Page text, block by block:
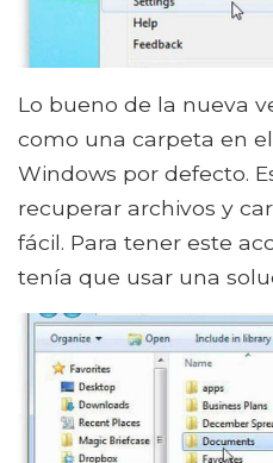
Lo bueno de la nueva
como una carpeta en
Windows por defecto.
recuperar archivos y
fácil. Para tener este
tenía que usar una